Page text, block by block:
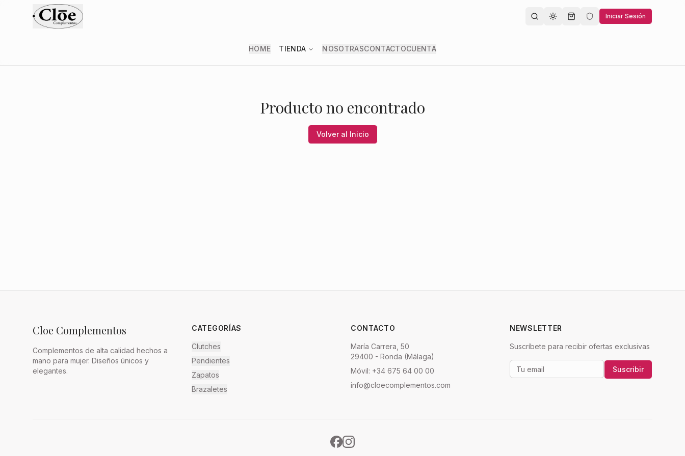
Toggle theme Iniciar Sesión
HOME TIENDA NOSOTRASCONTACTOCUENTA
Producto no encontrado
Volver al Inicio
Cloe Complementos
Complementos de alta calidad hechos a
mano para mujer. Diseños únicos y
elegantes.
CATEGORÍAS
Clutches
Pendientes
Zapatos
Brazaletes
CONTACTO
María Carrera, 50
29400 - Ronda (Málaga)
Móvil: +34 675 64 00 00
info@cloecomplementos.com
NEWSLETTER
Suscríbete para recibir ofertas exclusivas
Suscribir